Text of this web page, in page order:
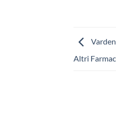
Altri